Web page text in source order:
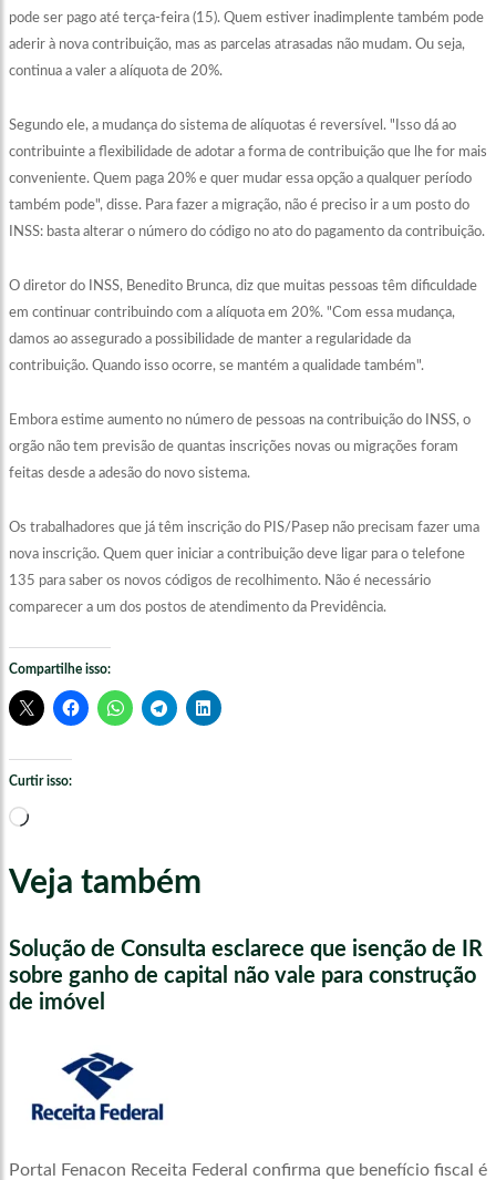
pode ser pago até terça-feira (15). Quem estiver inadimplente também pode
aderir à nova contribuição, mas as parcelas atrasadas não mudam. Ou seja,
continua a valer a alíquota de 20%.
Segundo ele, a mudança do sistema de alíquotas é reversível. "Isso dá ao
contribuinte a flexibilidade de adotar a forma de contribuição que lhe for mais
conveniente. Quem paga 20% e quer mudar essa opção a qualquer período
também pode", disse. Para fazer a migração, não é preciso ir a um posto do
INSS: basta alterar o número do código no ato do pagamento da contribuição.
O diretor do INSS, Benedito Brunca, diz que muitas pessoas têm dificuldade
em continuar contribuindo com a alíquota em 20%. "Com essa mudança,
damos ao assegurado a possibilidade de manter a regularidade da
contribuição. Quando isso ocorre, se mantém a qualidade também".
Embora estime aumento no número de pessoas na contribuição do INSS, o
orgão não tem previsão de quantas inscrições novas ou migrações foram
feitas desde a adesão do novo sistema.
Os trabalhadores que já têm inscrição do PIS/Pasep não precisam fazer uma
nova inscrição. Quem quer iniciar a contribuição deve ligar para o telefone
135 para saber os novos códigos de recolhimento. Não é necessário
comparecer a um dos postos de atendimento da Previdência.
Compartilhe isso:
Curtir isso:
Carregando...
Veja também
Solução de Consulta esclarece que isenção de IR
sobre ganho de capital não vale para construção
de imóvel
Portal Fenacon Receita Federal confirma que benefício fiscal é